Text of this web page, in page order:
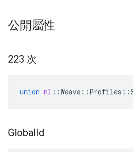
公開屬性
223 次
union nl ::Weave :: Profiles ::
GlobalId